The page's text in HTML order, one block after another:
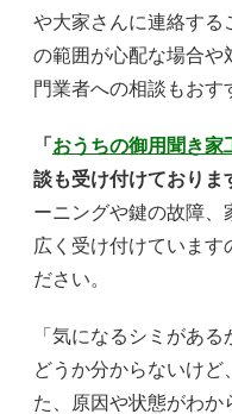
や大家さんに連絡する
の範囲が心配な場合や
門業者への相談もおす
「 おうちの御用聞き家
談も受け付けておりま
ーニングや鍵の故障、
広く受け付けています
ださい。
「気になるシミがあ
どうか分からないけど
た、原因や状態がわか